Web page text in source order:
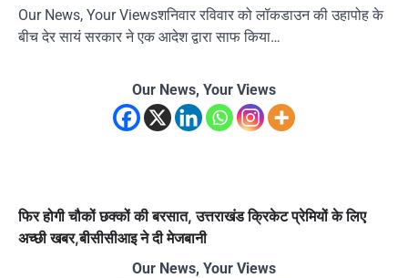
Our News, Your Viewsशनिवार रविवार को लॉकडाउन की उहापोह के
बीच देर सायं सरकार ने एक आदेश द्वारा साफ किया…
Our News, Your Views
फिर होगी चौकों छक्कों की बरसात, उत्तराखंड क्रिकेट प्रेमियों के लिए
अच्छी खबर,बीसीसीआइ ने दी मेजबानी
Our News, Your Views